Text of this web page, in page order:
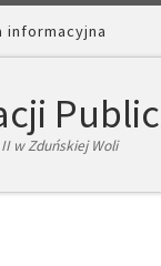
informacyjna
w Zduńskiej Woli